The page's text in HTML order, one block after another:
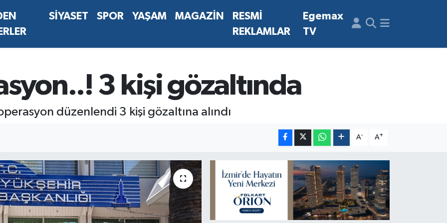
SİYASET SPOR YAŞAM MAGAZİN
RESMİ
REKLAMLAR
Egemax
TV
3 kişi gözaltında
düzenlendi 3 kişi gözaltına alındı
A- A+